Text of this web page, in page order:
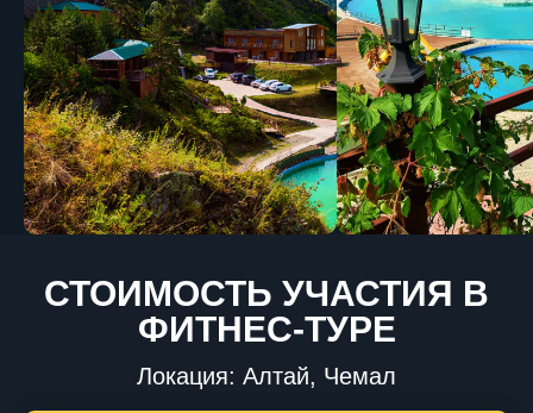
СТОИМОСТЬ УЧАСТИЯ В
ФИТНЕС-ТУРЕ
Локация: Алтай, Чемал